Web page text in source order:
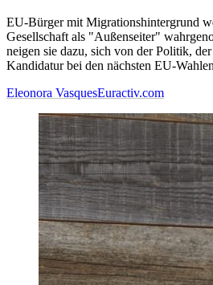
EU-Bürger mit Migrationshintergrund
Gesellschaft als "Außenseiter"
neigen sie dazu, sich von der Politik,
Kandidatur bei den nächsten EU-
Eleonora VasquesEuractiv.com